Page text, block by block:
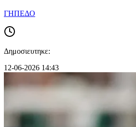
ΓΗΠΕΔΟ
Δημοσιευτηκε:
12-06-2026 14:43